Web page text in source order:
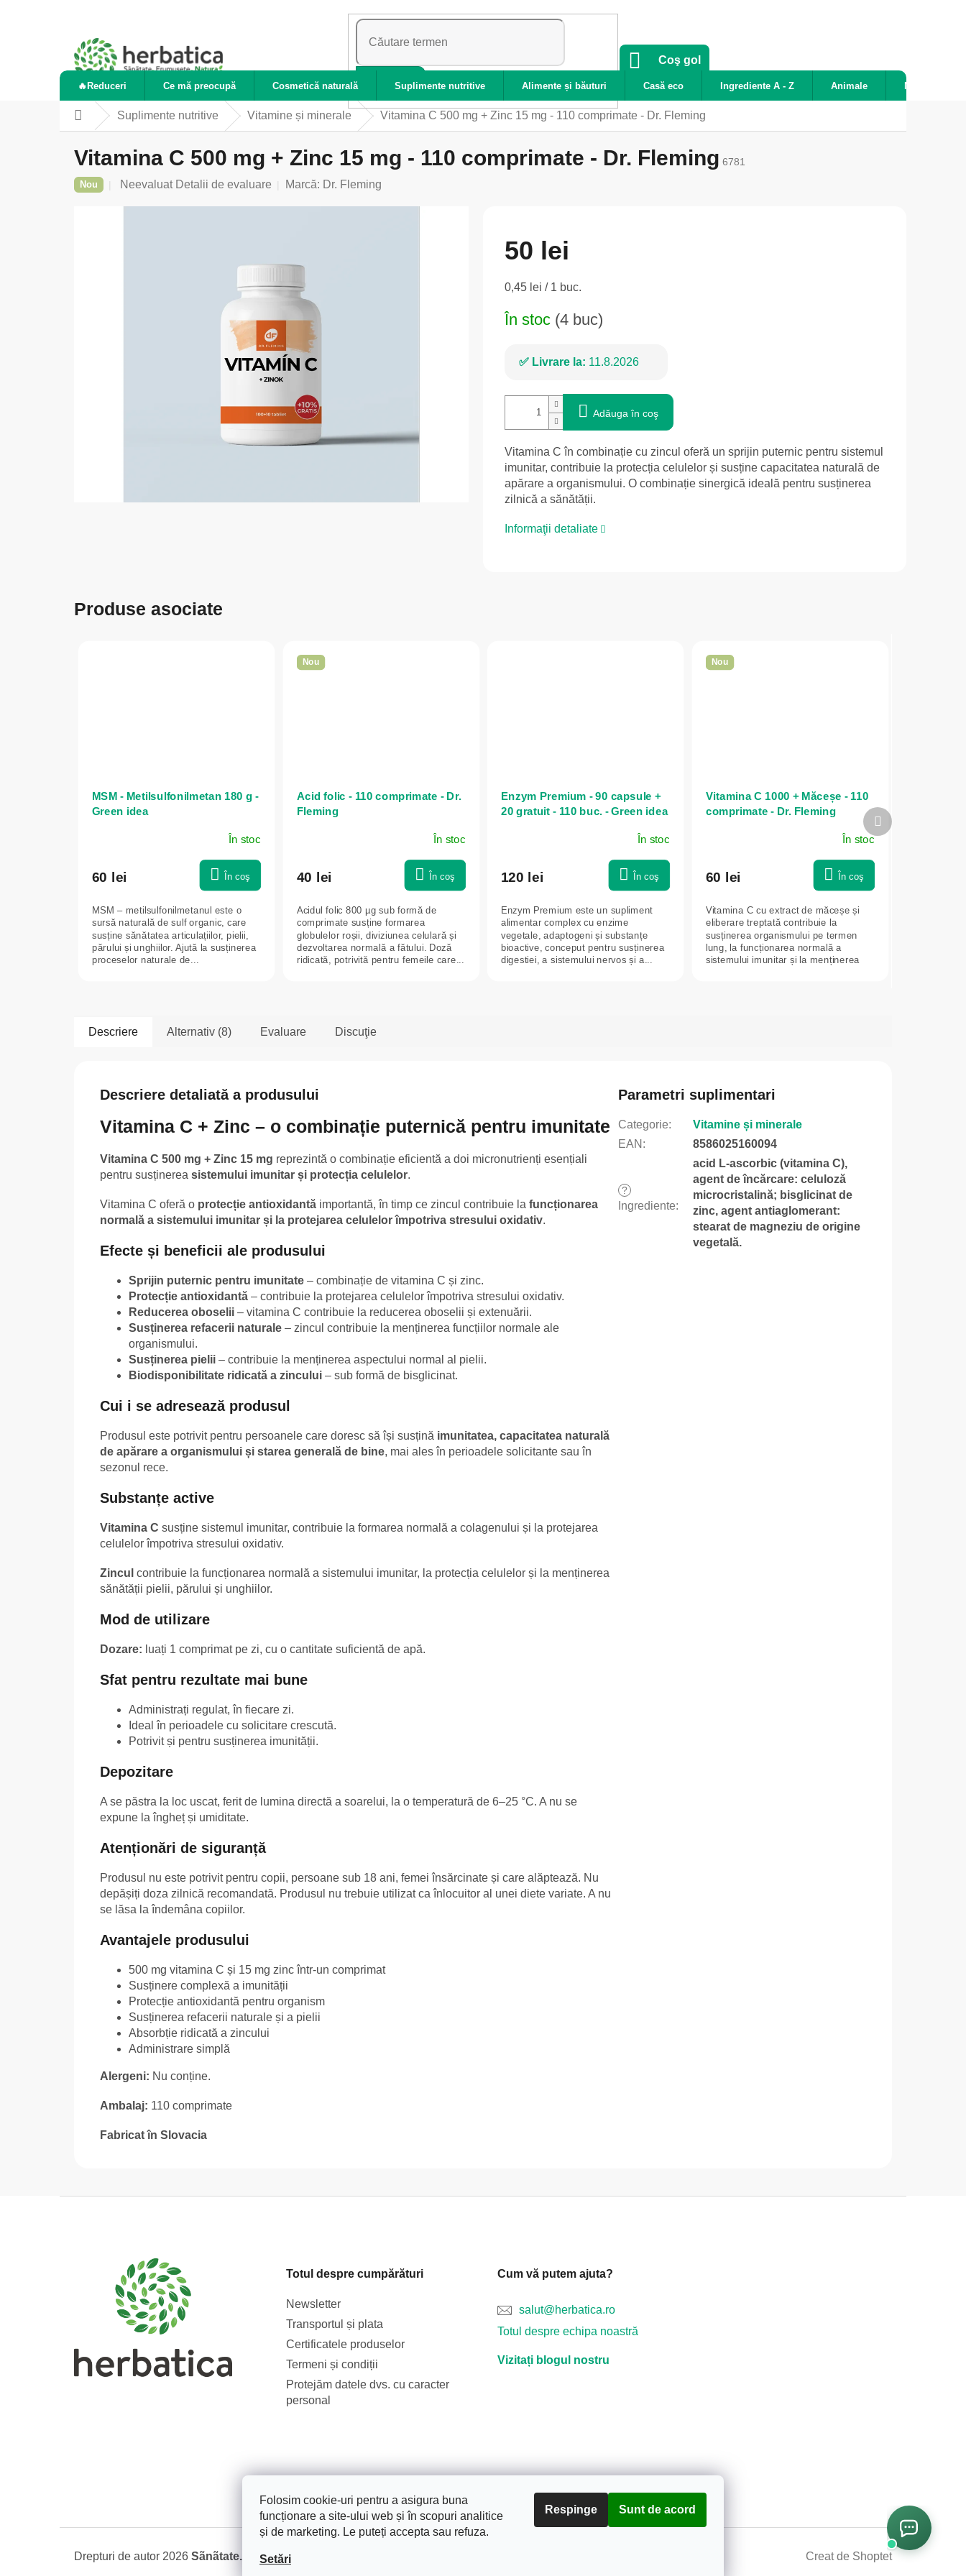
Folosim cookie-uri pentru a asigura buna
funcționare a site-ului web și în scopuri analitice
și de marketing. Le puteți accepta sau refuza.
Setări
Respinge Sunt de acord
CĂUTARE
COŞ
CUMPĂRĂTURI
Coş gol
🔥Reduceri Ce mă preocupă Cosmetică naturală Suplimente nutritive Alimente și băuturi Casă eco Ingrediente A - Z Animale Noutăți
AcasăSuplimente nutritive Vitamine și minerale Vitamina C 500 mg + Zinc 15 mg - 110 comprimate - Dr. Fleming
Vitamina C 500 mg + Zinc 15 mg - 110 comprimate - Dr. Fleming 6781
Nou
Evaluarea
Neevaluat Detalii de evaluare Marcă: Dr. Fleming
50 lei
Evaluare
0,45 lei / 1 buc.
În stoc (4 buc)
Livrare la: 11.8.2026
Adăuga în coş
Vitamina C în combinație cu zincul oferă un sprijin puternic pentru sistemul
imunitar, contribuie la protecția celulelor și susține capacitatea naturală de
apărare a organismului. O combinație sinergică ideală pentru susținerea
zilnică a sănătății.
Informaţii detaliate
Produse asociate
MSM - Metilsulfonilmetan 180 g -
Green idea
În stoc
60 lei În coş
MSM – metilsulfonilmetanul este o
sursă naturală de sulf organic, care
susține sănătatea articulațiilor, pielii,
părului și unghiilor. Ajută la susținerea
proceselor naturale de...
Nou
Acid folic - 110 comprimate - Dr.
Fleming
În stoc
40 lei În coş
Acidul folic 800 µg sub formă de
comprimate susține formarea
globulelor roșii, diviziunea celulară și
dezvoltarea normală a fătului. Doză
ridicată, potrivită pentru femeile care...
Enzym Premium - 90 capsule +
20 gratuit - 110 buc. - Green idea
În stoc
120 lei În coş
Enzym Premium este un supliment
alimentar complex cu enzime
vegetale, adaptogeni și substanțe
bioactive, conceput pentru susținerea
digestiei, a sistemului nervos și a...
Nou
Vitamina C 1000 + Măceșe - 110
comprimate - Dr. Fleming
În stoc
60 lei În coş
Vitamina C cu extract de măceșe și
eliberare treptată contribuie la
susținerea organismului pe termen
lung, la funcționarea normală a
sistemului imunitar și la menținerea
Produsul
următor
Descriere Alternativ (8) Evaluare Discuţie
Descriere detaliată a produsului
Vitamina C + Zinc – o combinație puternică pentru imunitate
Vitamina C 500 mg + Zinc 15 mg reprezintă o combinație eficientă a doi micronutrienți esențiali
pentru susținerea sistemului imunitar și protecția celulelor.
Vitamina C oferă o protecție antioxidantă importantă, în timp ce zincul contribuie la funcționarea
normală a sistemului imunitar și la protejarea celulelor împotriva stresului oxidativ.
Efecte și beneficii ale produsului
Sprijin puternic pentru imunitate – combinație de vitamina C și zinc.
Protecție antioxidantă – contribuie la protejarea celulelor împotriva stresului oxidativ.
Reducerea oboselii – vitamina C contribuie la reducerea oboselii și extenuării.
Susținerea refacerii naturale – zincul contribuie la menținerea funcțiilor normale ale
organismului.
Susținerea pielii – contribuie la menținerea aspectului normal al pielii.
Biodisponibilitate ridicată a zincului – sub formă de bisglicinat.
Cui i se adresează produsul
Produsul este potrivit pentru persoanele care doresc să își susțină imunitatea, capacitatea naturală
de apărare a organismului și starea generală de bine, mai ales în perioadele solicitante sau în
sezonul rece.
Substanțe active
Vitamina C susține sistemul imunitar, contribuie la formarea normală a colagenului și la protejarea
celulelor împotriva stresului oxidativ.
Zincul contribuie la funcționarea normală a sistemului imunitar, la protecția celulelor și la menținerea
sănătății pielii, părului și unghiilor.
Mod de utilizare
Dozare: luați 1 comprimat pe zi, cu o cantitate suficientă de apă.
Sfat pentru rezultate mai bune
Administrați regulat, în fiecare zi.
Ideal în perioadele cu solicitare crescută.
Potrivit și pentru susținerea imunității.
Depozitare
A se păstra la loc uscat, ferit de lumina directă a soarelui, la o temperatură de 6–25 °C. A nu se
expune la îngheț și umiditate.
Atenționări de siguranță
Produsul nu este potrivit pentru copii, persoane sub 18 ani, femei însărcinate și care alăptează. Nu
depășiți doza zilnică recomandată. Produsul nu trebuie utilizat ca înlocuitor al unei diete variate. A nu
se lăsa la îndemâna copiilor.
Avantajele produsului
500 mg vitamina C și 15 mg zinc într-un comprimat
Susținere complexă a imunității
Protecție antioxidantă pentru organism
Susținerea refacerii naturale și a pielii
Absorbție ridicată a zincului
Administrare simplă
Alergeni: Nu conține.
Ambalaj: 110 comprimate
Fabricat în Slovacia
Parametri suplimentari
Categorie:
Vitamine și minerale
EAN : 8586025160094
?
Ingrediente:
acid L-ascorbic (vitamina C),
agent de încărcare: celuloză
microcristalină; bisglicinat de
zinc, agent antiaglomerant:
stearat de magneziu de origine
vegetală.
Totul despre cumpărături
Newsletter
Transportul și plata
Certificatele produselor
Termeni și condiții
Protejăm datele dvs. cu caracter
personal
Cum vă putem ajuta?
salut@herbatica.ro
Totul despre echipa noastră
Vizitați blogul nostru
Creat de Shoptet
Drepturi de autor 2026 Sãnãtate. Frumusete. Natura.